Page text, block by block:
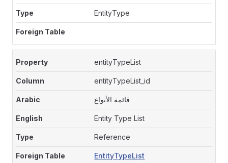
EntityType
entityTypeList
entityTypeList_id
قائمة الأنواع
Entity Type List
Reference
EntityTypeList